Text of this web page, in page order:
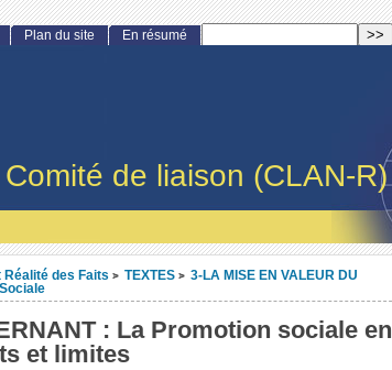
Comité de liaison (CLAN-R)
des Faits > TEXTES > 3-LA MISE EN VALEUR DU
: La Promotion sociale en
et limites
Plan du site En résumé